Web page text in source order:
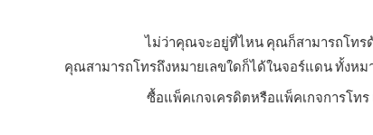
ไม่ว่าคุณจะอยู่ที่ไหน คุณก็สามารถโทร
คุณสามารถโทรถึงหมายเลขใดก็ได้ในจอร์แดน ทั้งห
ซื้อแพ็คเกจเครดิตหรือแพ็คเกจการโท